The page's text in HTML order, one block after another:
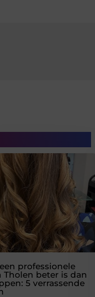
professionele
Tholen beter is dan
5 verrassende